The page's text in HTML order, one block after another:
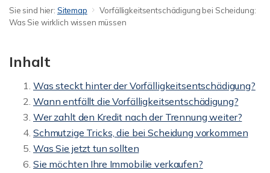
Sie sind hier: Sitemap
Vorfälligkeitsentschädigung bei Scheidung:
Was Sie wirklich wissen müssen
Inhalt
Was steckt hinter der Vorfälligkeitsentschädigung?
Wann entfällt die Vorfälligkeitsentschädigung?
Wer zahlt den Kredit nach der Trennung weiter?
Schmutzige Tricks, die bei Scheidung vorkommen
Was Sie jetzt tun sollten
Sie möchten Ihre Immobilie verkaufen?